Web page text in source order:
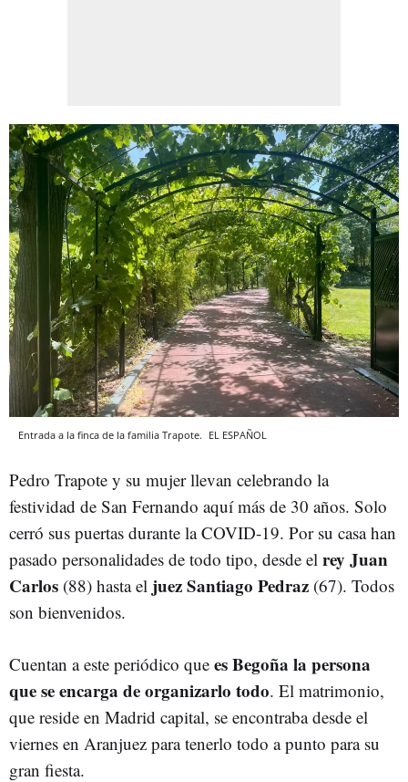
Entrada a la finca de la familia Trapote. EL ESPAÑOL
Pedro Trapote y su mujer llevan celebrando la
festividad de San Fernando aquí más de 30 años. Solo
cerró sus puertas durante la COVID-19. Por su casa han
pasado personalidades de todo tipo, desde el rey Juan
Carlos (88) hasta el juez Santiago Pedraz (67). Todos
son bienvenidos.
Cuentan a este periódico que es Begoña la persona
que se encarga de organizarlo todo. El matrimonio,
que reside en Madrid capital, se encontraba desde el
viernes en Aranjuez para tenerlo todo a punto para su
gran fiesta.